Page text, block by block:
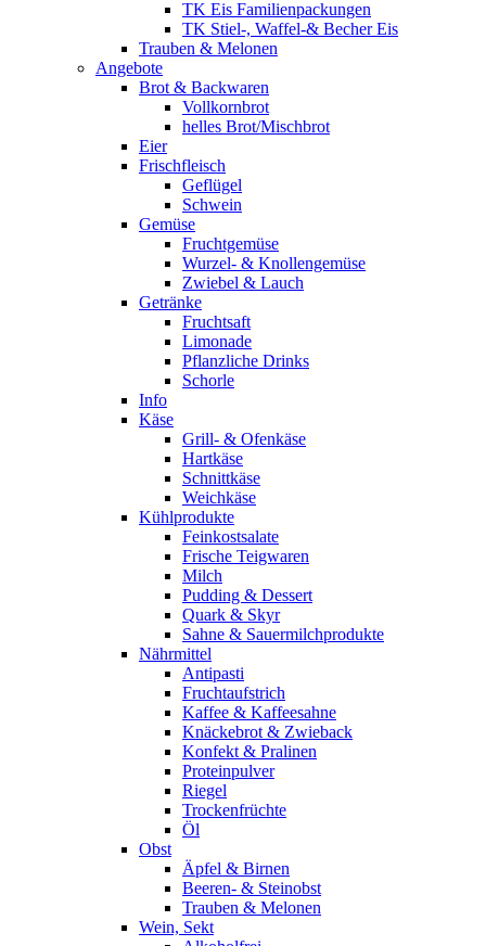
TK Eis Familienpackungen
TK Stiel-, Waffel-& Becher Eis
Trauben & Melonen
Angebote
Brot & Backwaren
Vollkornbrot
helles Brot/Mischbrot
Eier
Frischfleisch
Geflügel
Schwein
Gemüse
Fruchtgemüse
Wurzel- & Knollengemüse
Zwiebel & Lauch
Getränke
Fruchtsaft
Limonade
Pflanzliche Drinks
Schorle
Info
Käse
Grill- & Ofenkäse
Hartkäse
Schnittkäse
Weichkäse
Kühlprodukte
Feinkostsalate
Frische Teigwaren
Milch
Pudding & Dessert
Quark & Skyr
Sahne & Sauermilchprodukte
Nährmittel
Antipasti
Fruchtaufstrich
Kaffee & Kaffeesahne
Knäckebrot & Zwieback
Konfekt & Pralinen
Proteinpulver
Riegel
Trockenfrüchte
Öl
Obst
Äpfel & Birnen
Beeren- & Steinobst
Trauben & Melonen
Wein, Sekt